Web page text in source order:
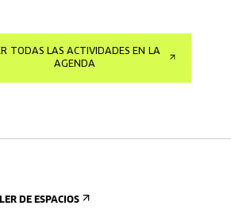
TODAS LAS ACTIVIDADES EN LA
AGENDA
DE ESPACIOS